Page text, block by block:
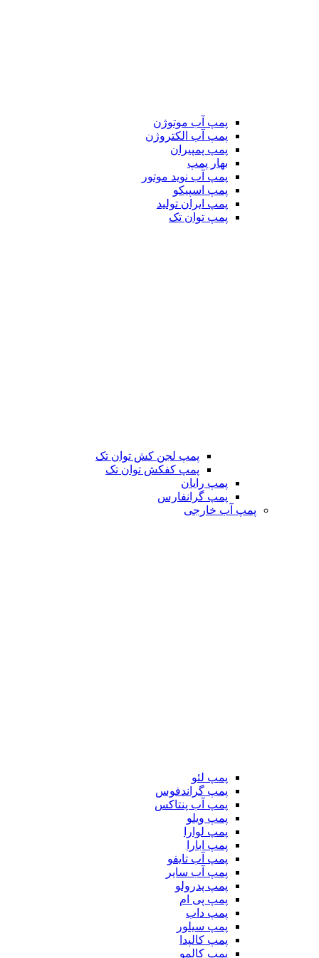
پمپ آب موتوژن
پمپ آب الکتروژن
پمپ پمپیران
بهار پمپ
پمپ آب نوید موتور
پمپ اسپیکو
پمپ ایران تولید
پمپ توان تک
پمپ لجن کش توان تک
پمپ کفکش توان تک
پمپ رایان
پمپ گرانفارس
پمپ آب خارجی
پمپ لئو
پمپ گراندفوس
پمپ آب پنتاکس
پمپ ویلو
پمپ لوارا
پمپ ابارا
پمپ آب تایفو
پمپ آب سایر
پمپ پدرولو
پمپ پی ام
پمپ داب
پمپ سیلور
پمپ کالپدا
پمپ کالمو